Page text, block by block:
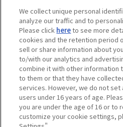
楽天ブックス
We collect unique personal
analyze our traffic and to
Please click hereto see more
cookies and the retention period
sell or share information about
to/with our analytics and
combine it with other information
to them or that they have
services. However, we do not
users under 16 years of age.
you are under the age of 16 or to
customize your cookie settings,